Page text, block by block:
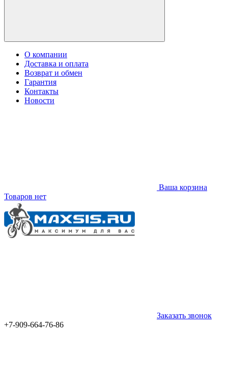
О компании
Доставка и оплата
Возврат и обмен
Гарантия
Контакты
Новости
Ваша корзина
Товаров нет
Заказать звонок
+7-909-664-76-86